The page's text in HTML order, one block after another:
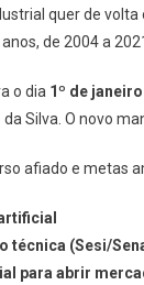
quer de volta
de 2004 a
o dia 1º de
Silva. O novo
afiado e metas
técnica (Sesi/
para abrir